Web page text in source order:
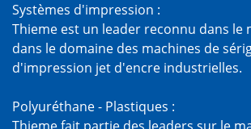
Systèmes d'impression :
Thieme est un leader reconnu dans le
dans le domaine des machines de
d'impression jet d'encre industrielles.
Polyuréthane - Plastiques :